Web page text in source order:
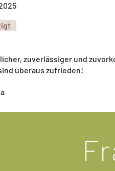
zuverlässiger und
überaus zufrieden!